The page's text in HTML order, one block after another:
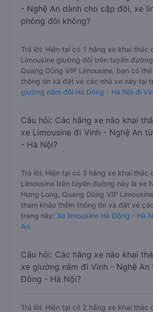
- Nghệ An dành cho cặp đôi, xe
phòng đôi không?
Trả lời: Hiện tại có 1 hãng xe khai thác
Limousine giường đôi trên tuyến
Quang Dũng VIP Limousine, bạn có
thông tin và đặt vé các nhà xe này tại
giường nằm đôi Hà Đông - Hà Nội đi
Câu hỏi: Các hãng xe nào khai
xe Limousine đi Vinh - Nghệ An
- Hà Nội?
Trả lời: Hiện tại có 3 hãng xe khai thác
Limousine trên tuyến đường này là xe
Hưng Long, Quang Dũng VIP
tham khảo thêm thông tin và đặt vé
trang này: Xe limousine Hà Đông - Hà
An
Câu hỏi: Các hãng xe nào khai
xe giường nằm đi Vinh - Nghệ An
Đông - Hà Nội?
Trả lời: Hiện tại có 2 hãng xe khai thác